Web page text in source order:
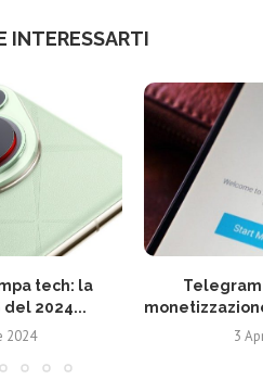
INTERESSARTI
tech: la
2024...
2024
Telegram
3